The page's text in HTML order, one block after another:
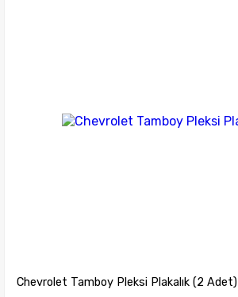
Chevrolet Tamboy Pleksi Plakalık (2 Adet)